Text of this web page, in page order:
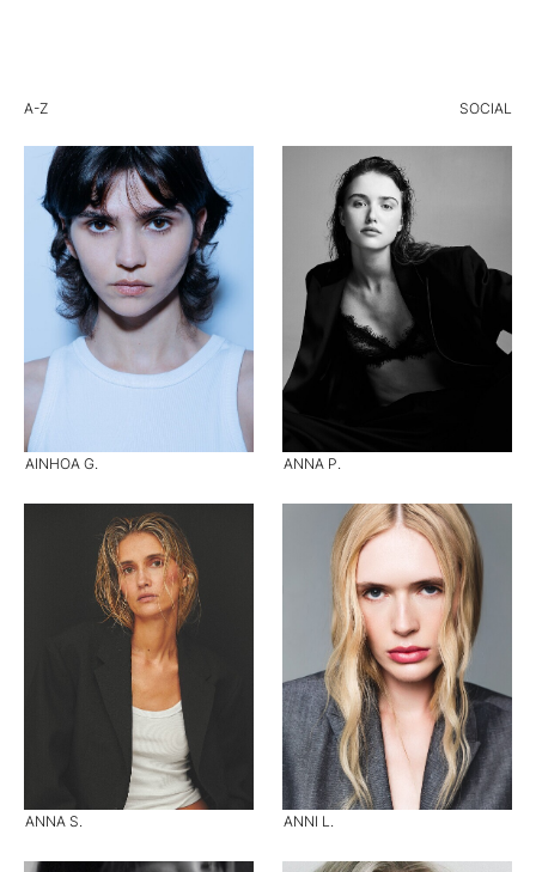
A-Z SOCIAL
AINHOA G. ANNA P.
ANNA S. ANNI L.